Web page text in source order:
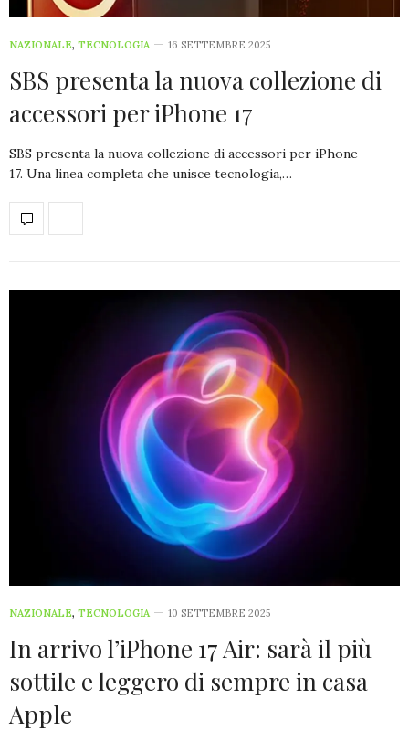
NAZIONALE, TECNOLOGIA 16 SETTEMBRE 2025
SBS presenta la nuova collezione di
accessori per iPhone 17
SBS presenta la nuova collezione di accessori per iPhone
17. Una linea completa che unisce tecnologia,…
NAZIONALE, TECNOLOGIA 10 SETTEMBRE 2025
In arrivo l’iPhone 17 Air: sarà il più
sottile e leggero di sempre in casa
Apple